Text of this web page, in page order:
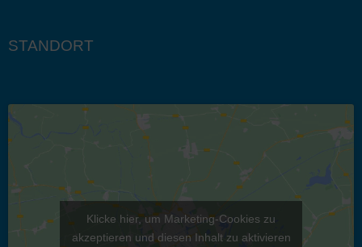
STANDORT
Klicke hier, um Marketing-Cookies zu
akzeptieren und diesen Inhalt zu aktivieren